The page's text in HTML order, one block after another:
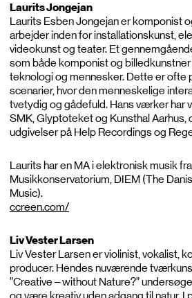
Laurits Jongejan
Laurits Esben Jongejan er komponist
arbejder inden for installationskunst,
videokunst og teater. Et
som både komponist og
teknologi og mennesker. Dette er
scenarier, hvor den menneskelige
tvetydig og gådefuld. Hans værker har
SMK, Glyptoteket og Kunsthal Aarhus,
udgivelser på Help Recordings og
Laurits har en MA i elektronisk musik
Musikkonservatorium, DIEM (The
Music).
ccreen.com/
Liv Vester Larsen
Liv Vester Larsen er violinist, vokalist,
producer. Hendes nuværende
”Creative – without Nature?”